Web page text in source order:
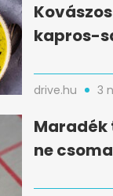
kapros-
drive.hu 3
Maradék
ne